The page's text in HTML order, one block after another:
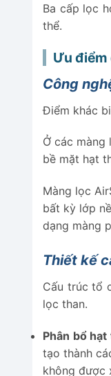
Ba cấp lọc
thể.
Ưu điểm
Công
Điểm khác
Ở các
bề mặt hạt
Màng lọc
bất kỳ lớp
dạng màng
Thiết kế
Cấu trúc tổ
lọc than.
Phân bổ
tạo thành
không được